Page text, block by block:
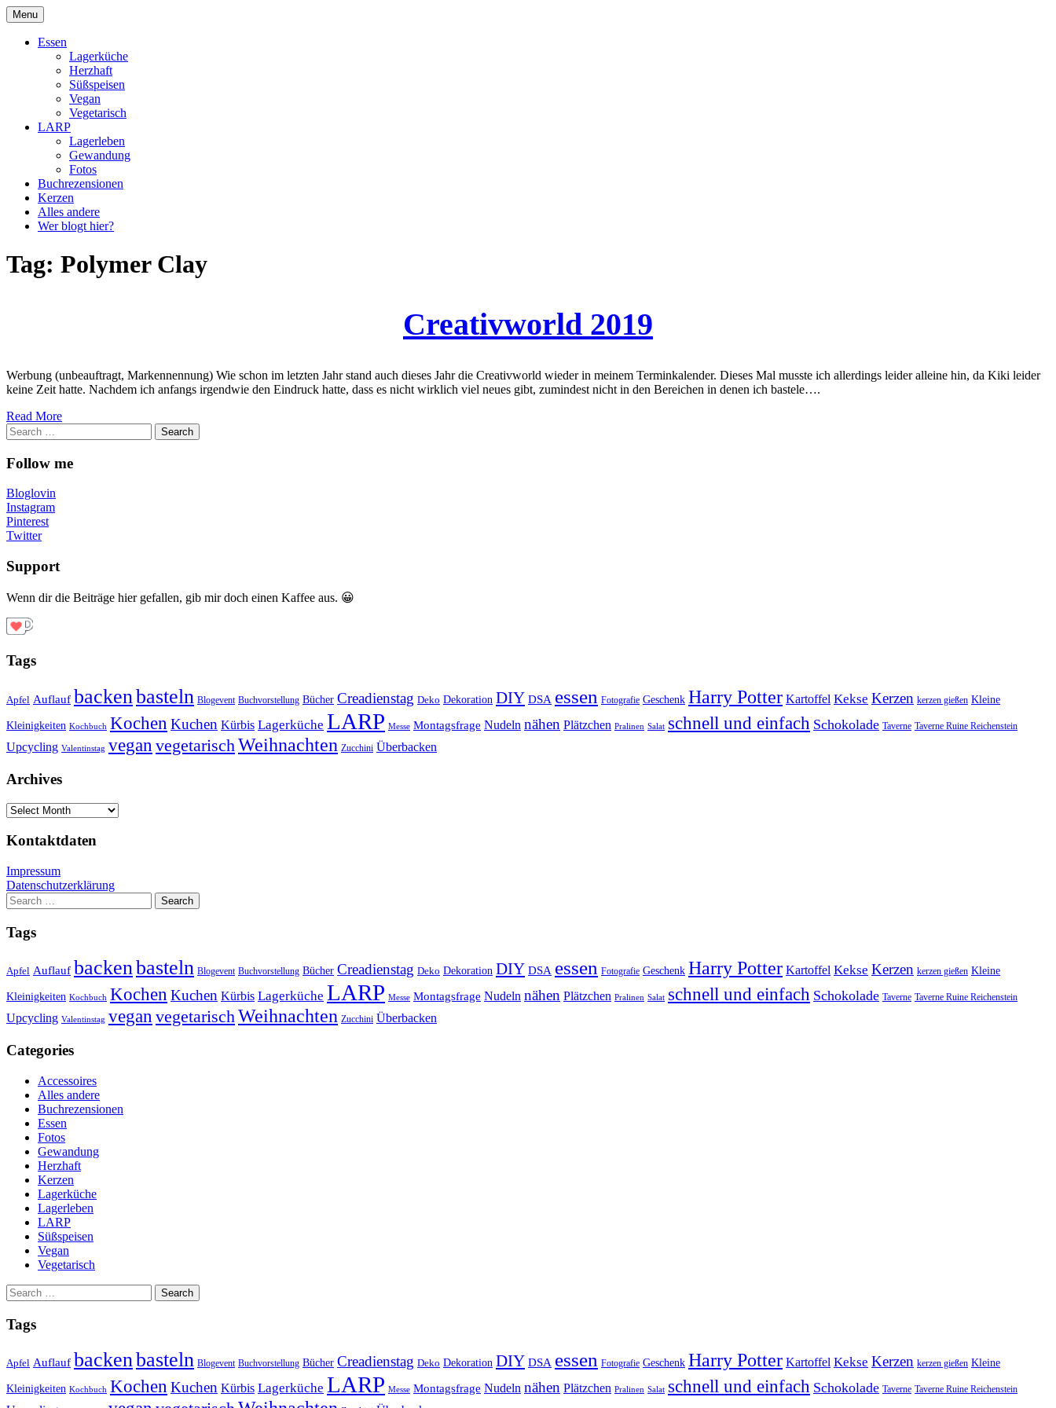
Skip
to
content
DragonDanielas Hobbyblog
Menu
Essen
Lagerküche
Herzhaft
Süßspeisen
Vegan
Vegetarisch
LARP
Lagerleben
Gewandung
Fotos
Buchrezensionen
Kerzen
Alles andere
Wer blogt hier?
Tag: Polymer Clay
Creativworld 2019
Werbung (unbeauftragt, Markennennung) Wie schon im letzten Jahr stand auch dieses Jahr die Creativworld wieder in meinem Terminkalender. Dieses Mal musste ich allerdings leider alleine hin, da Kiki leider
keine Zeit hatte. Nachdem ich anfangs irgendwie den Eindruck hatte, dass es nicht wirklich viel neues gibt, zumindest nicht in den Bereichen in denen ich bastele….
Read More
Search
for:
Follow me
Bloglovin
Instagram
Pinterest
Twitter
Support
Wenn dir die Beiträge hier gefallen, gib mir doch einen Kaffee aus. 😀
Tags
Apfel Auflauf backenbasteln Blogevent Buchvorstellung Bücher Creadienstag Deko Dekoration DIY DSA essen Fotografie Geschenk Harry Potter Kartoffel Kekse Kerzen kerzen gießen Kleine
Kleinigkeiten Kochbuch Kochen Kuchen Kürbis Lagerküche LARP Messe Montagsfrage Nudeln nähen Plätzchen Pralinen Salat schnell und einfach Schokolade Taverne Taverne Ruine Reichenstein
Upcycling Valentinstag vegan vegetarischWeihnachten Zucchini Überbacken
Archives
Archives
Kontaktdaten
Impressum
Datenschutzerklärung
Search
for:
Tags
Apfel Auflauf backenbasteln Blogevent Buchvorstellung Bücher Creadienstag Deko Dekoration DIY DSA essen Fotografie Geschenk Harry Potter Kartoffel Kekse Kerzen kerzen gießen Kleine
Kleinigkeiten Kochbuch Kochen Kuchen Kürbis Lagerküche LARP Messe Montagsfrage Nudeln nähen Plätzchen Pralinen Salat schnell und einfach Schokolade Taverne Taverne Ruine Reichenstein
Upcycling Valentinstag vegan vegetarischWeihnachten Zucchini Überbacken
Categories
Accessoires
Alles andere
Buchrezensionen
Essen
Fotos
Gewandung
Herzhaft
Kerzen
Lagerküche
Lagerleben
LARP
Süßspeisen
Vegan
Vegetarisch
Search
for:
Tags
Apfel Auflauf backenbasteln Blogevent Buchvorstellung Bücher Creadienstag Deko Dekoration DIY DSA essen Fotografie Geschenk Harry Potter Kartoffel Kekse Kerzen kerzen gießen Kleine
Kleinigkeiten Kochbuch Kochen Kuchen Kürbis Lagerküche LARP Messe Montagsfrage Nudeln nähen Plätzchen Pralinen Salat schnell und einfach Schokolade Taverne Taverne Ruine Reichenstein